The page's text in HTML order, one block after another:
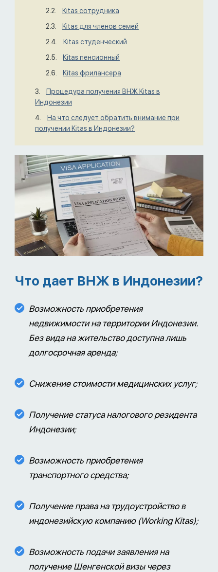
Kitas сотрудника
Kitas для членов семей
Kitas студенческий
Kitas пенсионный
Kitas фрилансера
Процедура получения ВНЖ Kitas в
Индонезии
На что следует обратить внимание при
получении Kitas в Индонезии?
Что дает ВНЖ в Индонезии?
Возможность приобретения
недвижимости на территории Индонезии.
Без вида на жительство доступна лишь
долгосрочная аренда;
Снижение стоимости медицинских услуг;
Получение статуса налогового резидента
Индонезии;
Возможность приобретения
транспортного средства;
Получение права на трудоустройство в
индонезийскую компанию (Working Kitas);
Возможность подачи заявления на
получение Шенгенской визы через